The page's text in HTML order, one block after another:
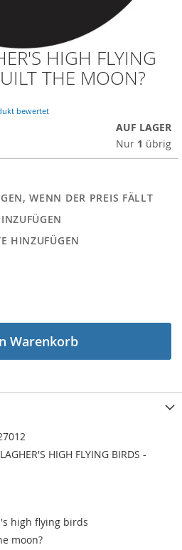
HIGH FLYING
THE MOON?
bewertet
AUF LAGER
Nur 1 übrig
WENN DER PREIS FÄLLT
HINZUFÜGEN
Warenkorb
HIGH FLYING BIRDS -
high flying birds
moon?